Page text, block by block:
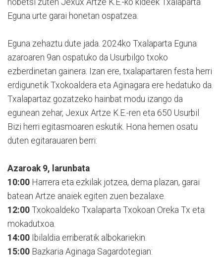
Eguna urte garai honetan ospatzea.
Eguna zehaztu dute jada. 2024ko Txalaparta Eguna
azaroaren 9an ospatuko da Usurbilgo txoko
ezberdinetan gainera. Izan ere, txalapartaren festa herri
erdigunetik Txokoaldera eta Aginagara ere hedatuko da.
Txalapartaz gozatzeko hainbat modu izango da
egunean zehar, Jexux Artze K.E.-ren eta 650 Usurbil
Bizi herri egitasmoaren eskutik. Hona hemen osatu
duten egitarauaren berri:
Azaroak 9, larunbata
10:00 Harrera eta ezkilak jotzea, dema plazan, garai
batean Artze anaiek egiten zuen bezalaxe.
12:00 Txokoaldeko Txalaparta Txokoan Oreka Tx eta
mokadutxoa.
14:00 Ibilaldia erriberatik albokariekin.
15:00 Bazkaria Aginaga Sagardotegian: